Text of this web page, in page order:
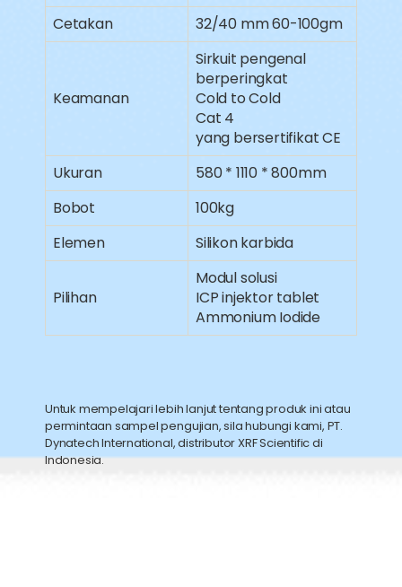
Cetakan
32/40 mm 60-100gm
Keamanan
Sirkuit pengenal
berperingkat
Cold to Cold
Cat 4
yang bersertifikat CE
Ukuran
580 * 1110 * 800mm
Bobot
100kg
Elemen
Silikon karbida
Pilihan
Modul solusi
ICP injektor tablet
Ammonium Iodide
Untuk mempelajari lebih lanjut tentang produk ini atau
permintaan sampel pengujian, sila hubungi kami, PT.
Dynatech International, distributor XRF Scientific di
Indonesia.